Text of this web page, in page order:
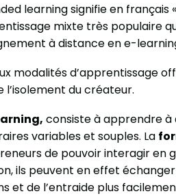
learning signifie en français «
mixte très populaire
à distance en e-
modalités d’apprentissage
l’isolement du créateur.
consiste à apprendre à
variables et souples. La
de pouvoir interagir en
ils peuvent en effet
et de l’entraide plus